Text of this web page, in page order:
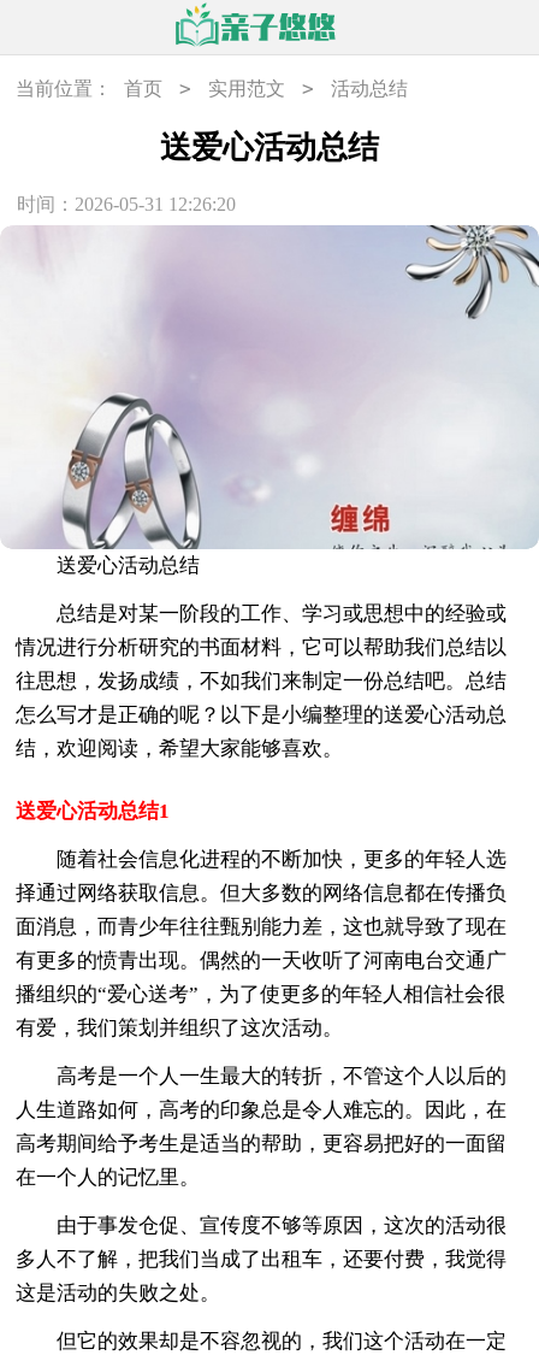
当前位置： 首页 > 实用范文 > 活动总结
送爱心活动总结
时间：2026-05-31 12:26:20
送爱心活动总结
总结是对某一阶段的工作、学习或思想中的经验或
情况进行分析研究的书面材料，它可以帮助我们总结以
往思想，发扬成绩，不如我们来制定一份总结吧。总结
怎么写才是正确的呢？以下是小编整理的送爱心活动总
结，欢迎阅读，希望大家能够喜欢。
送爱心活动总结1
随着社会信息化进程的不断加快，更多的年轻人选
择通过网络获取信息。但大多数的网络信息都在传播负
面消息，而青少年往往甄别能力差，这也就导致了现在
有更多的愤青出现。偶然的一天收听了河南电台交通广
播组织的“爱心送考”，为了使更多的年轻人相信社会很
有爱，我们策划并组织了这次活动。
高考是一个人一生最大的转折，不管这个人以后的
人生道路如何，高考的印象总是令人难忘的。因此，在
高考期间给予考生是适当的帮助，更容易把好的一面留
在一个人的记忆里。
由于事发仓促、宣传度不够等原因，这次的活动很
多人不了解，把我们当成了出租车，还要付费，我觉得
这是活动的失败之处。
但它的效果却是不容忽视的，我们这个活动在一定